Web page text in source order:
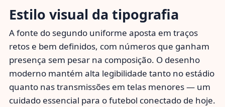
Estilo visual da tipografia
A fonte do segundo uniforme aposta em traços
retos e bem definidos, com números que ganham
presença sem pesar na composição. O desenho
moderno mantém alta legibilidade tanto no estádio
quanto nas transmissões em telas menores — um
cuidado essencial para o futebol conectado de hoje.